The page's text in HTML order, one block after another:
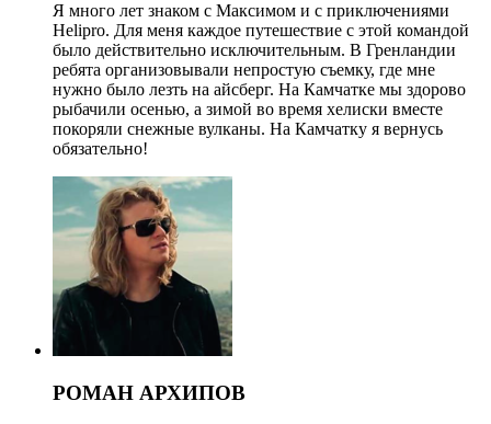
Я много лет знаком с Максимом и с приключениями
Helipro. Для меня каждое путешествие с этой командой
было действительно исключительным. В Гренландии
ребята организовывали непростую съемку, где мне
нужно было лезть на айсберг. На Камчатке мы здорово
рыбачили осенью, а зимой во время хелиски вместе
покоряли снежные вулканы. На Камчатку я вернусь
обязательно!
РОМАН АРХИПОВ